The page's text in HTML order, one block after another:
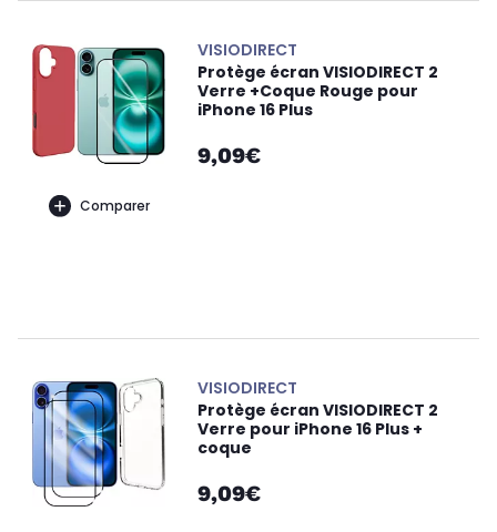
Comparer
VISIODIRECT
Protège écran VISIODIRECT 2
Verre +Coque Rouge pour
iPhone 16 Plus
9,09€
VISIODIRECT
Protège écran VISIODIRECT 2
Verre pour iPhone 16 Plus +
coque
9,09€